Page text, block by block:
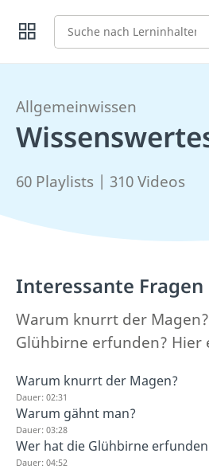
Suche
Allgemeinwissen
60 Playlists | 310 Videos
Interessante Fragen
Warum knurrt der
Glühbirne erfunden? Hier
Warum knurrt der Magen?
Dauer: 02:31
Warum gähnt man?
Dauer: 03:28
Wer hat die Glühbirne
Dauer: 04:52